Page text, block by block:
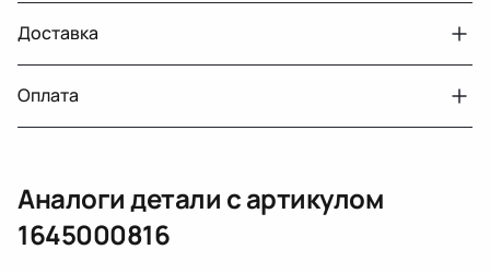
Авто
MercedesBenz GL X164
Год
2007
Тег
Мерседес Бенс ГЛ
Двигатели с навесным или без навесного
оборудования
30 дней
Датчик давления топлива, насос
топлива, ТНВД (бензин, дизель), форсунка
бензиновая (дизельная) механическая
(электрическая), инжектор
14 дней
Доставка
Оплата
Оплата онлайн
Аналоги детали с артикулом
1645000816